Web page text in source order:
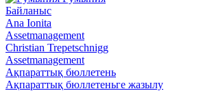
Байланыс
Ana Ionita
Assetmanagement
Christian Trepetschnigg
Assetmanagement
Ақпараттық бюллетень
Ақпараттық бюллетеньге жазылу